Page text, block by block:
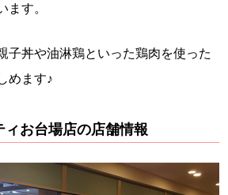
ます。
子丼や油淋鶏といった鶏肉を使った
めます♪
ィお台場店の店舗情報